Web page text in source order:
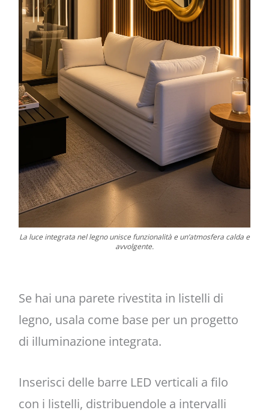
La luce integrata nel legno unisce funzionalità e un’atmosfera calda e
avvolgente.
Se hai una parete rivestita in listelli di
legno, usala come base per un progetto
di illuminazione integrata.
Inserisci delle barre LED verticali a filo
con i listelli, distribuendole a intervalli